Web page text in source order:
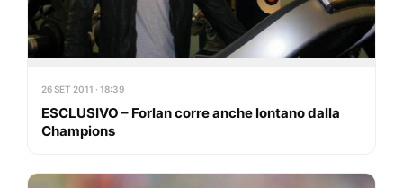
26 SET 2011 · 18:39
ESCLUSIVO – Forlan corre anche lontano dalla
Champions